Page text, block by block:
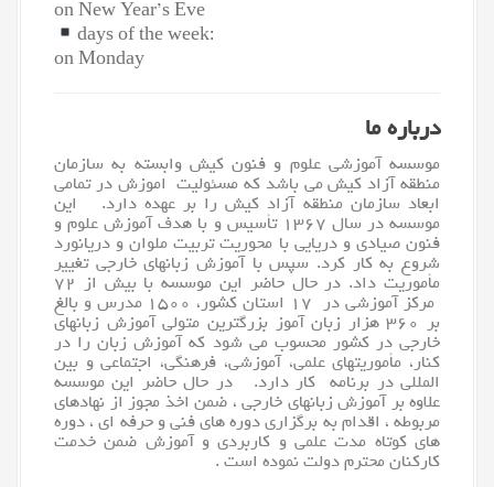
on New Year’s Eve
days of the week:
on Monday
درباره ما
موسسه آموزشی علوم و فنونکیشوابسته به سازمان
منطقه آزاد کیش می باشد که مسئولیت اموزش در تمامی
ابعاد سازمان منطقه آزاد کیش را بر عهده دارد. این
موسسه در سال ۱۳۶۷ تأسیس و با هدف آموزش علوم و
فنون صیادی و دریایی با محوریت تربیت ملوان و دریانورد
شروع به کار کرد. سپس با آموزش زبانهای خارجی تغییر
مأموریت داد. در حال حاضر این موسسه با بیش از ۷۲
مرکز آموزشی در ۱۷ استان کشور، ۱۵۰۰ مدرس و بالغ
بر ۳۶۰ هزار زبان آموز بزرگترین متولی آموزش زبانهای
خارجی در کشور محسوب می شود که آموزش زبانرا در
کنار، مأموریتهای علمی، آموزشی، فرهنگی، اجتماعی و بین
المللی در برنامه کار دارد. در حال حاضر این موسسه
علاوه بر آموزش زبانهای خارجی ، ضمن اخذ مجوز از نهادهای
مربوطه ، اقدام به برگزاری دوره های فنی و حرفه ای ، دوره
های کوتاه مدت علمی و کاربردی و آموزش ضمن خدمت
کارکنان محترم دولت نموده است .